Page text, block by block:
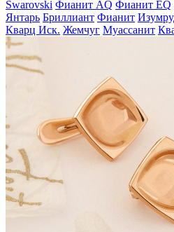
Swarovski Фианит AQ Фианит EQ
Янтарь Бриллиант Фианит
Кварц Иск. Жемчуг Муассанит